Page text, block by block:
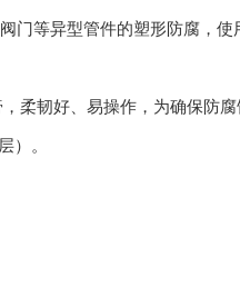
等异型管件的塑形防腐，使
柔韧好、易操作，为确保防腐
）。